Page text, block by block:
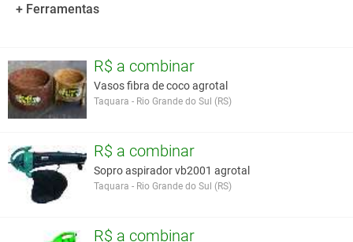
+ Ferramentas
R$ a combinar
Vasos fibra de coco agrotal
Taquara - Rio Grande do Sul (RS)
R$ a combinar
Sopro aspirador vb2001 agrotal
Taquara - Rio Grande do Sul (RS)
R$ a combinar